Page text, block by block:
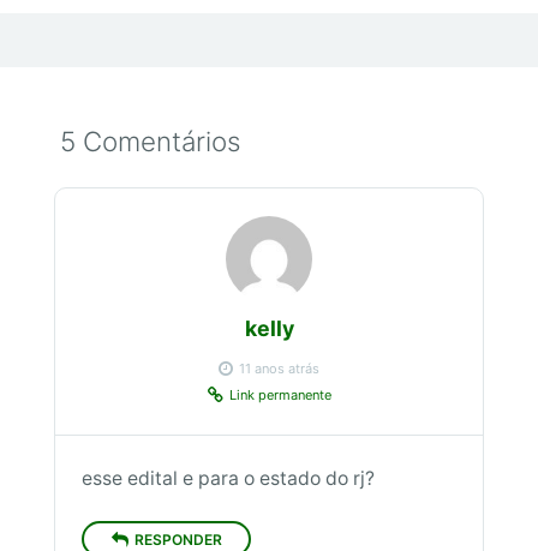
5 Comentários
kelly
11 anos atrás
Link permanente
esse edital e para o estado do rj?
RESPONDER